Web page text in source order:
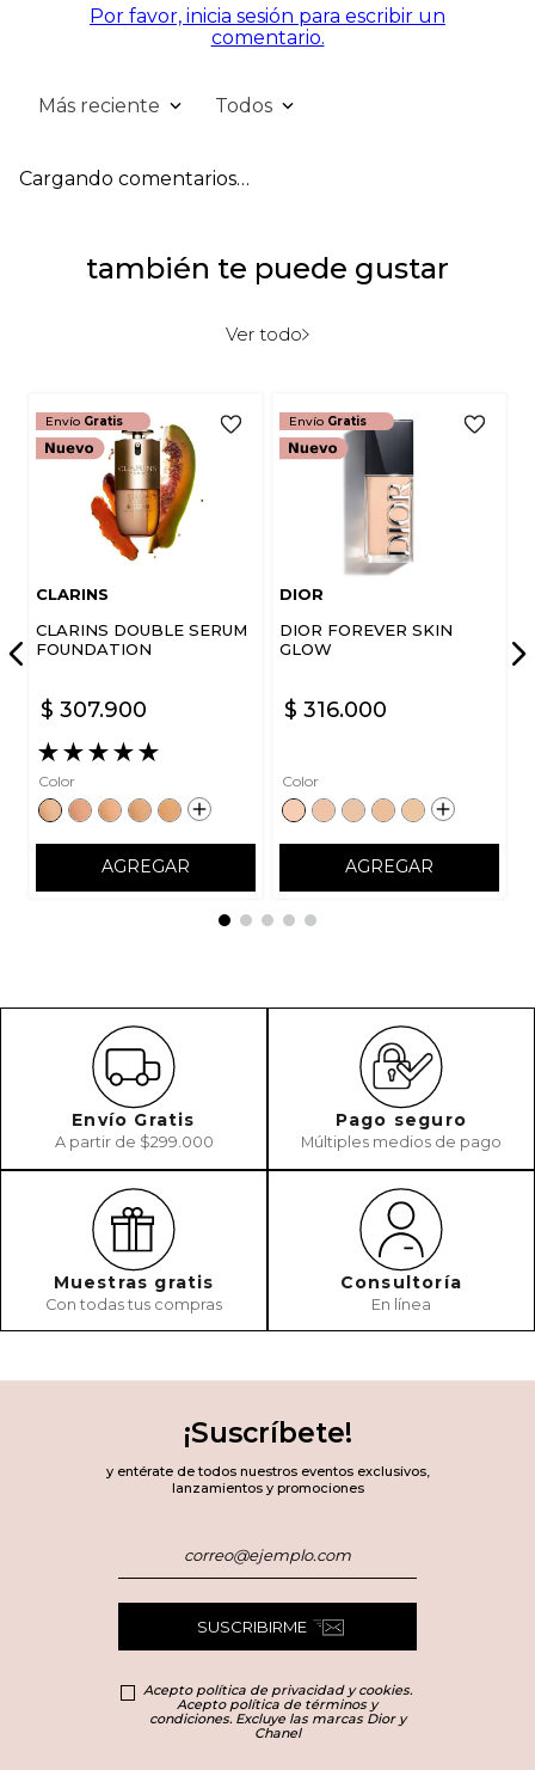
Por favor, inicia sesión para escribir un
comentario.
Más reciente Todos
Cargando comentarios…
también te puede gustar
Ver todo
Envío Gratis
CLARINS
CLARINS DOUBLE SERUM
FOUNDATION
$ 307.900
★★★★★
Color
AGREGAR
Envío Gratis
DIOR
DIOR FOREVER SKIN
GLOW
$ 316.000
Color
AGREGAR
Envío Gratis
A partir de $299.000
Pago seguro
Múltiples medios de pago
Muestras gratis
Con todas tus compras
Consultoría
En línea
¡Suscríbete!
y entérate de todos nuestros eventos exclusivos,
lanzamientos y promociones
SUSCRIBIRME
Acepto política de privacidad y cookies.
Acepto política de términos y
condiciones. Excluye las marcas Dior y
Chanel